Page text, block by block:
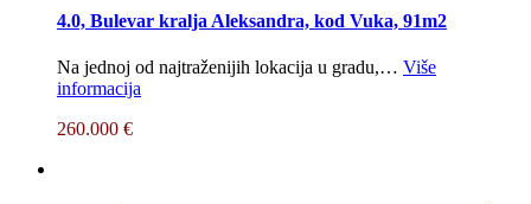
4.0, Bulevar kralja Aleksandra, kod Vuka, 91m2
Na jednoj od najtraženijih lokacija u gradu,… Više
informacija
260.000 €